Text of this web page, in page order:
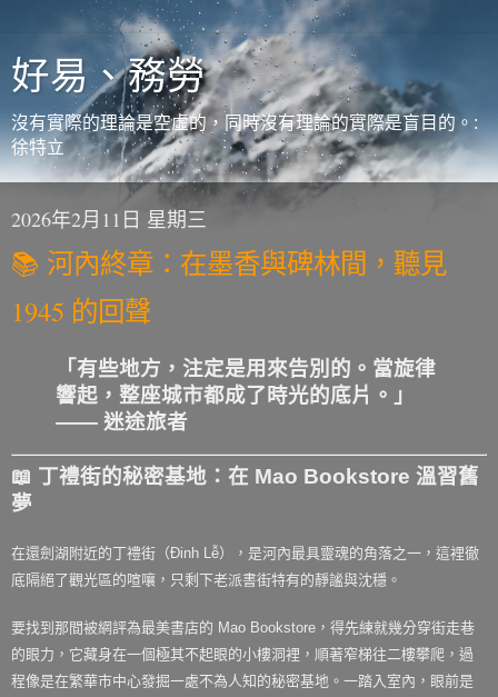
好易、務勞
沒有實際的理論是空虛的，同時沒有理論的實際是盲目的。:
徐特立
2026年2月11日 星期三
📚 河內終章：在墨香與碑林間，聽見
1945 的回聲
「有些地方，注定是用來告別的。當旋律
響起，整座城市都成了時光的底片。」
—— 迷途旅者
📖 丁禮街的秘密基地：在 Mao Bookstore 溫習舊
夢
在還劍湖附近的丁禮街（Đinh Lễ），是河內最具靈魂的角落之一，這裡徹
底隔絕了觀光區的喧嚷，只剩下老派書街特有的靜謐與沈穩。
要找到那間被網評為最美書店的 Mao Bookstore，得先練就幾分穿街走巷
的眼力，它藏身在一個極其不起眼的小樓洞裡，順著窄梯往二樓攀爬，過
程像是在繁華市中心發掘一處不為人知的秘密基地。一踏入室內，眼前是